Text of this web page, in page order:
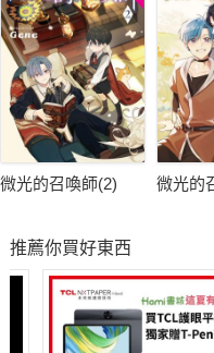
微光的召喚師(2) 微光的
推薦你買好東西